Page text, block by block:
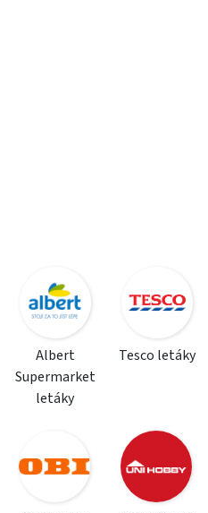
Albert
Supermarket
letáky
Tesco letáky